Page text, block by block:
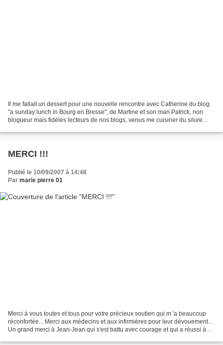
Il me fallait un dessert pour une nouvelle rencontre avec Catherine du blog
"a sunday lunch in Bourg en Bresse", de Martine et son mari Patrick, non
blogueur mais fidèles lecteurs de nos blogs, venus me cuisiner du silure
MERCI !!!
Publié le 10/09/2007 à 14:48
Par marie pierre 01
Merci à vous toutes et tous pour votre précieux soutien qui m 'a beaucoup
réconfortée... Merci aux médecins et aux infirmières pour leur dévouement...
Un grand merci à Jean-Jean qui s'est battu avec courage et qui a réussi à